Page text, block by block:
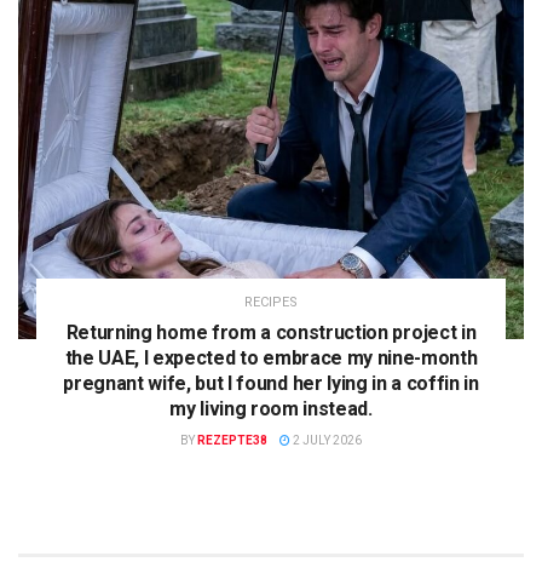
RECIPES
Returning home from a construction project in
the UAE, I expected to embrace my nine-month
pregnant wife, but I found her lying in a coffin in
my living room instead.
BY REZEPTE38 2 JULY 2026